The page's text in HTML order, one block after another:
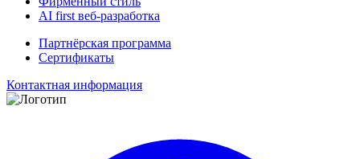
AI first веб-разработка
Партнёрская программа
Сертификаты
Контактная информация